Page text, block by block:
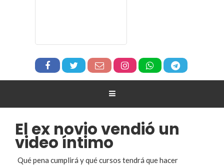
El ex novio vendió un
video íntimo
Qué pena cumplirá y qué cursos tendrá que hacer